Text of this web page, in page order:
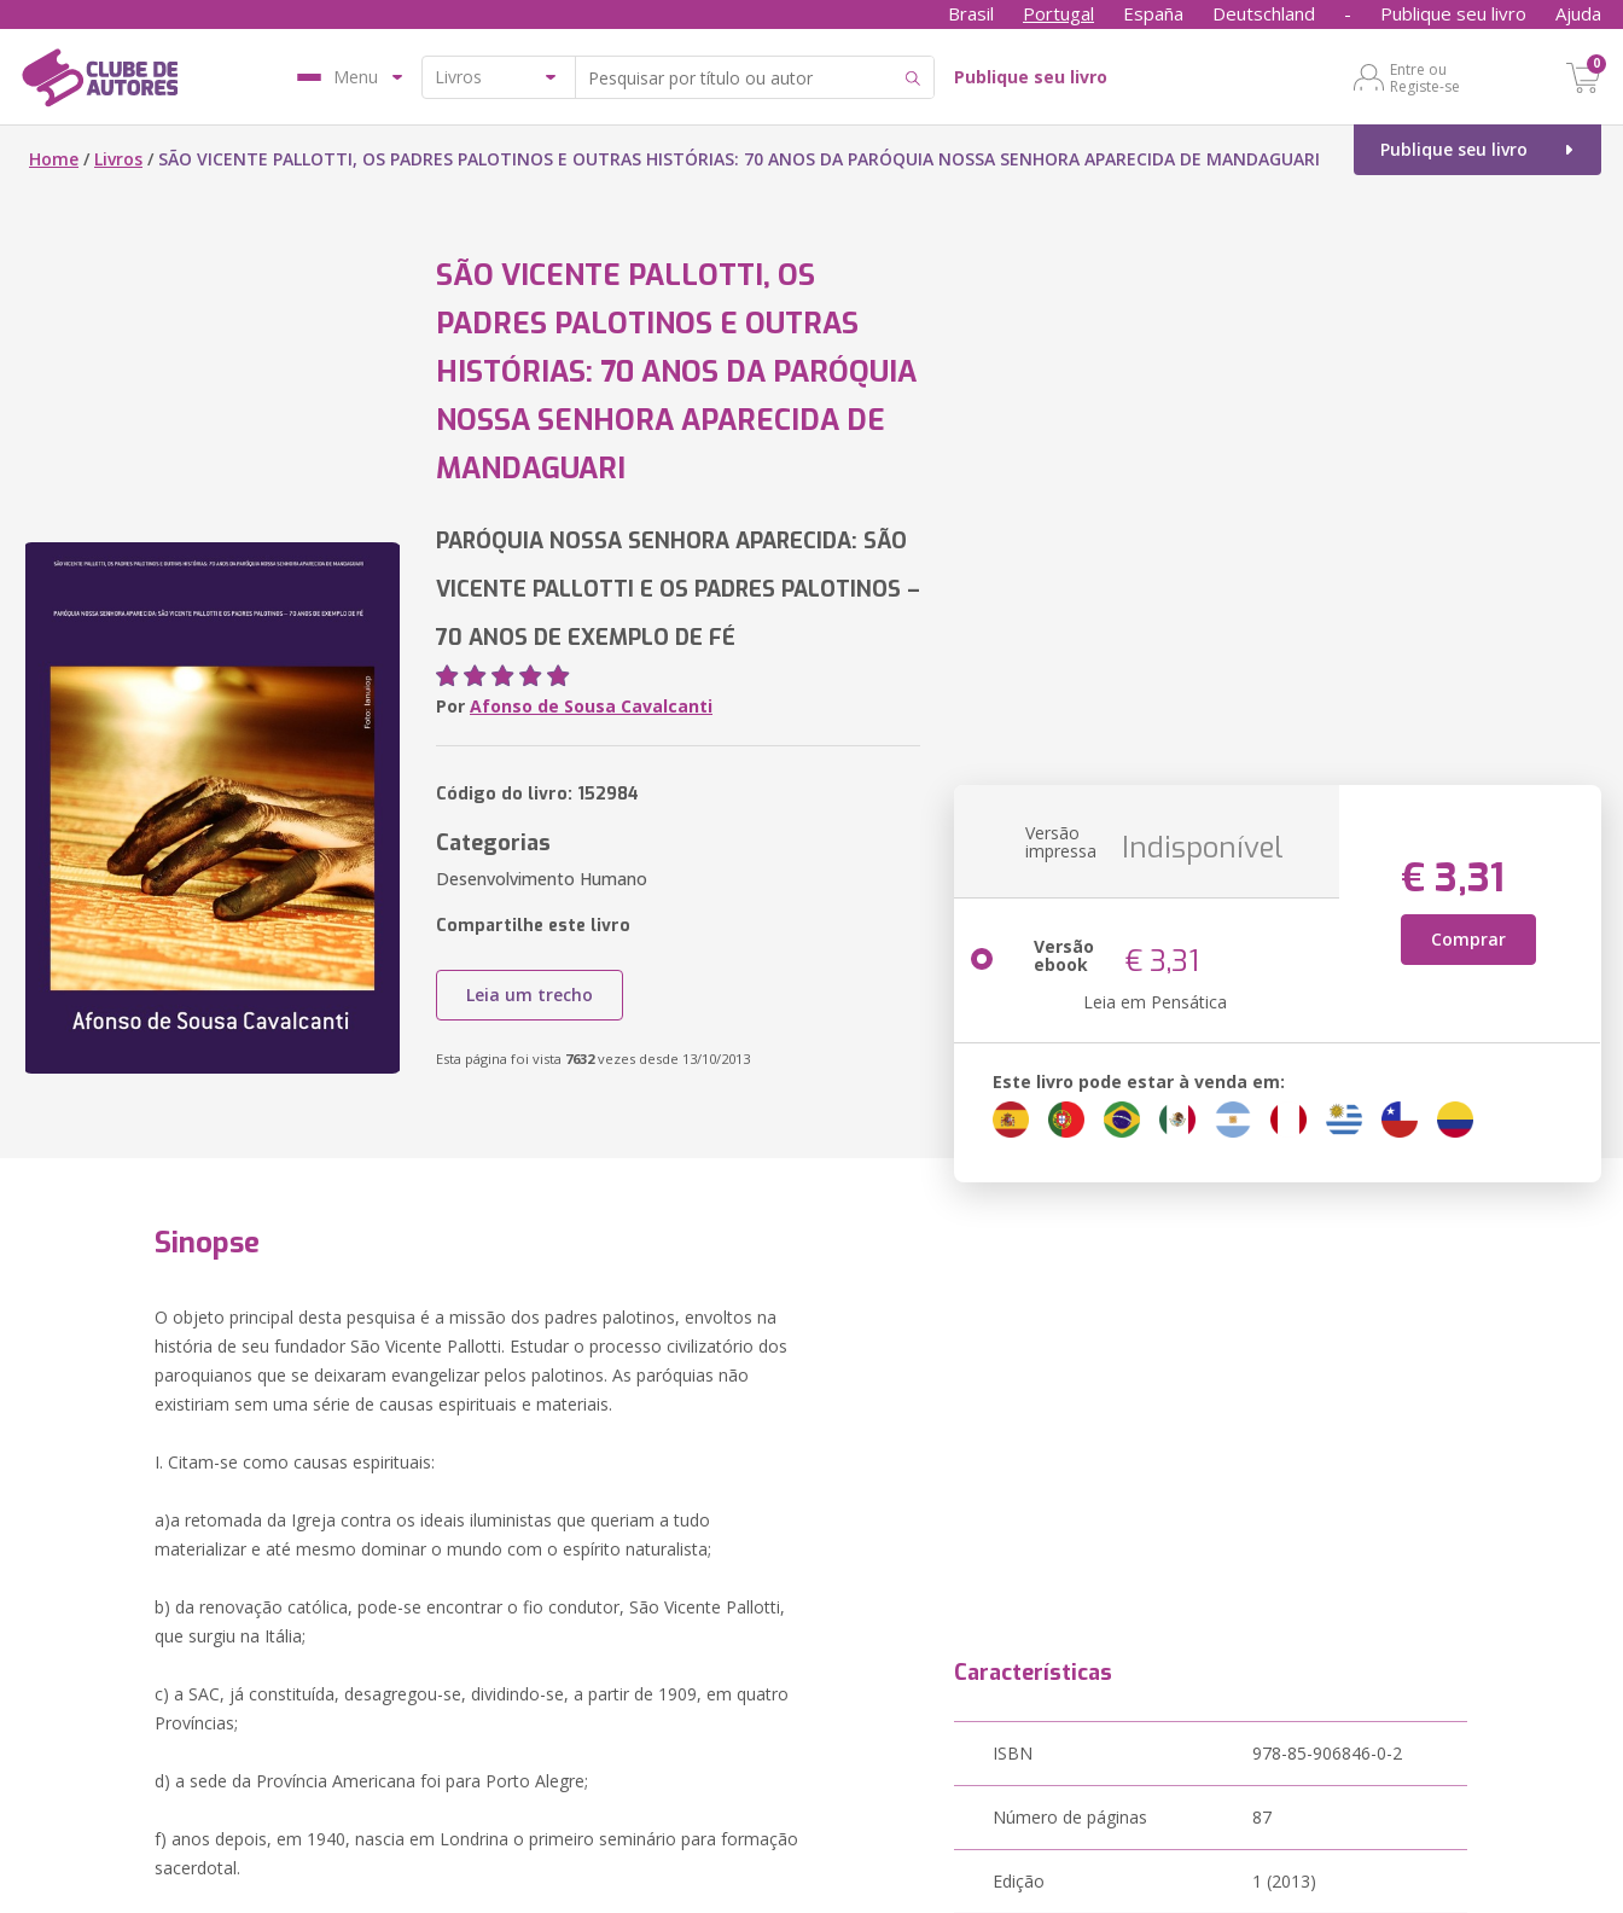
Brasil Portugal España Deutschland - Publique seu livro Ajuda
Menu Publique seu livro
Entre ou
Registe-se
0
Publique seu livro
Home / Livros / SÃO VICENTE PALLOTTI, OS PADRES PALOTINOS E OUTRAS HISTÓRIAS: 70 ANOS DA PARÓQUIA NOSSA SENHORA APARECIDA DE MANDAGUARI
SÃO VICENTE PALLOTTI, OS
PADRES PALOTINOS E OUTRAS
HISTÓRIAS: 70 ANOS DA PARÓQUIA
NOSSA SENHORA APARECIDA DE
MANDAGUARI
PARÓQUIA NOSSA SENHORA APARECIDA: SÃO
VICENTE PALLOTTI E OS PADRES PALOTINOS –
70 ANOS DE EXEMPLO DE FÉ
Por Afonso de Sousa Cavalcanti
Código do livro: 152984
Categorias
Desenvolvimento Humano
Compartilhe este livro
Leia um trecho
Esta página foi vista 7632vezes desde 13/10/2013
Versão
impressa Indisponível
€ 3,31
Comprar
Versão
ebook € 3,31
Leia em Pensática
Este livro pode estar à venda em:
Sinopse
O objeto principal desta pesquisa é a missão dos padres palotinos, envoltos na
história de seu fundador São Vicente Pallotti. Estudar o processo civilizatório dos
paroquianos que se deixaram evangelizar pelos palotinos. As paróquias não
existiriam sem uma série de causas espirituais e materiais.
I. Citam-se como causas espirituais:
a)a retomada da Igreja contra os ideais iluministas que queriam a tudo
materializar e até mesmo dominar o mundo com o espírito naturalista;
b) da renovação católica, pode-se encontrar o fio condutor, São Vicente Pallotti,
que surgiu na Itália;
c) a SAC, já constituída, desagregou-se, dividindo-se, a partir de 1909, em quatro
Províncias;
d) a sede da Província Americana foi para Porto Alegre;
f) anos depois, em 1940, nascia em Londrina o primeiro seminário para formação
sacerdotal.
Características
ISBN 978-85-906846-0-2
Número de páginas 87
Edição 1 (2013)